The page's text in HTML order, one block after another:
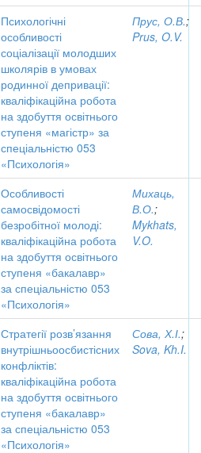
Психологічні
особливості
соціалізації молодших
школярів в умовах
родинної депривації:
кваліфікаційна робота
на здобуття освітнього
ступеня «магістр» за
спеціальністю 053
«Психологія»
Прус, О.В.;
Prus, O.V.
Особливості
самосвідомості
безробітної молоді:
кваліфікаційна робота
на здобуття освітнього
ступеня «бакалавр»
за спеціальністю 053
«Психологія»
Михаць,
В.О.;
Mykhats,
V.O.
Стратегії розв’язання
внутрішньоосбистісних
конфліктів:
кваліфікаційна робота
на здобуття освітнього
ступеня «бакалавр»
за спеціальністю 053
«Психологія»
Сова, Х.І.;
Sova, Kh.I.